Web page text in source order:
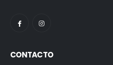
CONTACTO